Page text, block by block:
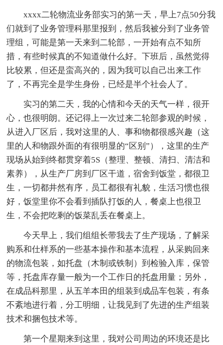
xxxx二轮物流业务部实习的第一天，早上7点50分我
们就到了业务管理科那里报到，然后我被分到了业务管
理组，可能是第一天来到二轮部，一开始有点不知所
措，有些时候真的不知道做什么好。下班后，虽然觉得
比较累，但还是蛮高兴的，因为我可以自己出来工作
了，不再完全是学生身份，已经是半个社会人了。
实习的第二天，我的心情和今天的天气一样，很开
心，也很明朗。还记得上一次过来二轮部参观的时候，
从进入厂区后，我对这里的人、事和物都很感兴趣（这
里的人和物跟外面的有很明显的“区别”），这里的生产
现场从始到终都贯穿着5S（整理、整顿、清扫、清洁和
素养），从生产厂房到厂区干道，宿舍到饭堂，都很卫
生，一切都井然有序，员工都很有礼貌，生活习惯也很
好，饭堂里你不会看到插队打饭的人，餐桌上也很卫
生，不会把吃剩的饭菜乱丢在餐桌上。
今天早上，我们组组长带我去了生产现场，了解采
购系和仕样系的一些基本操作和基本流程，从采购回来
的物流包装，如托盘（木制或铁制）到检验入库，保管
等，托盘库存量一般为一个工作日的托盘用量；另外，
在成品科那里，从五羊本田的组装到成品车包装，有条
不紊地进行着，分工明细，让我见到了先进的生产组装
技术和捆包技术等。
第一个星期来到这里，我对公司周边的环境还是比